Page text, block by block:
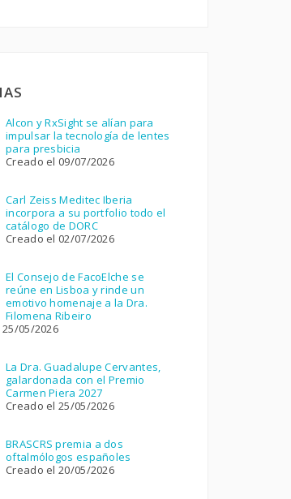
Alcon y RxSight se alían para
impulsar la tecnología de lentes
para presbicia
Creado el 09/07/2026
Carl Zeiss Meditec Iberia
incorpora a su portfolio todo el
catálogo de DORC
Creado el 02/07/2026
El Consejo de FacoElche se
reúne en Lisboa y rinde un
emotivo homenaje a la Dra.
Filomena Ribeiro
05/2026
La Dra. Guadalupe Cervantes,
galardonada con el Premio
Carmen Piera 2027
Creado el 25/05/2026
BRASCRS premia a dos
oftalmólogos españoles
Creado el 20/05/2026